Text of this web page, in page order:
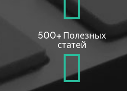
500+ Полезных
статей